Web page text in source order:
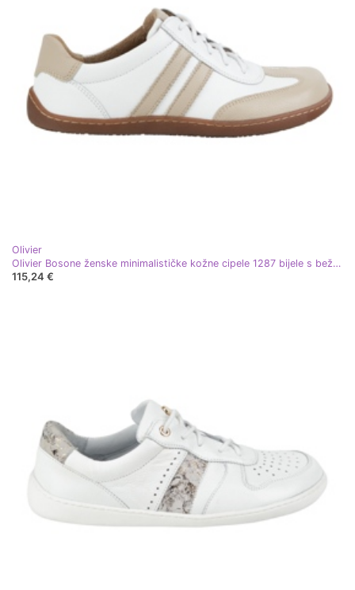
Olivier
Olivier Bosone ženske minimalističke kožne cipele 1287 bijele s bež tenisicama bijela
115,24 €